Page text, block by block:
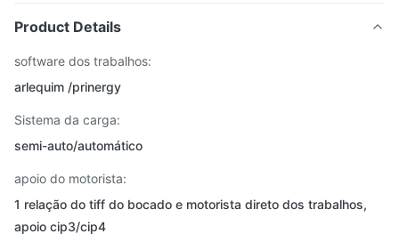
Product Details
software dos trabalhos:
arlequim /prinergy
Sistema da carga:
semi-auto/automático
apoio do motorista:
1 relação do tiff do bocado e motorista direto dos trabalhos,
apoio cip3/cip4